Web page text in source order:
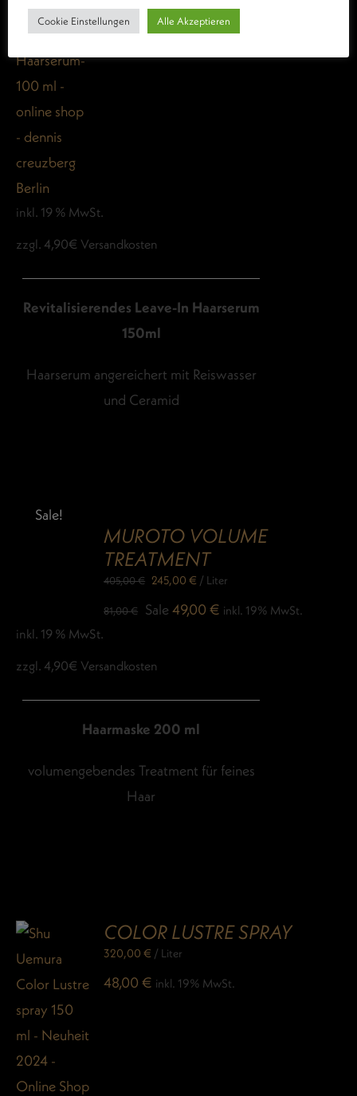
50,00 € inkl. 19% MwSt.
inkl. 19 % MwSt.
zzgl. 4,90€ Versandkosten
Revitalisierendes Leave-In Haarserum
150ml
Haarserum angereichert mit Reiswasser
und Ceramid
Sale!
MUROTO VOLUME
TREATMENT
405,00€ 245,00€ / Liter
81,00€
Ursprünglicher
Sale 49,00€ Aktueller
inkl. 19% MwSt.
inkl. 19 % MwSt.
zzgl. 4,90€ Versandkosten
Haarmaske 200 ml
volumengebendes Treatment für feines
Haar
COLOR LUSTRE SPRAY
320,00€ / Liter
48,00€ inkl. 19% MwSt.
Cookie Einstellungen Alle Akzeptieren